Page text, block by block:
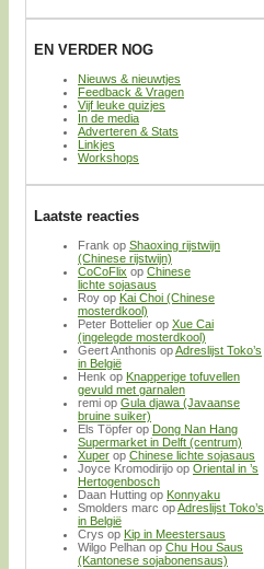
EN VERDER NOG
Nieuws & nieuwtjes
Feedback & Vragen
Vijf leuke quizjes
In de media
Adverteren & Stats
Linkjes
Workshops
Laatste reacties
Frank op Shaoxing rijstwijn
(Chinese rijstwijn)
CoCoFlix op Chinese
lichte sojasaus
Roy op Kai Choi (Chinese
mosterdkool)
Peter Bottelier op Xue Cai
(ingelegde mosterdkool)
Geert Anthonis opAdreslijst Toko’s
in België
Henk op Knapperige tofuvellen
gevuld met garnalen
remi op Gula djawa (Javaanse
bruine suiker)
Els Töpfer op Dong Nan Hang
Supermarket in Delft (centrum)
Xuper op Chinese lichte sojasaus
Joyce Kromodirijo op Oriental in ’s
Hertogenbosch
Daan Hutting op Konnyaku
Smolders marc opAdreslijst Toko’s
in België
Crys op Kip in Meestersaus
Wilgo Pelhan op Chu Hou Saus
(Kantonese sojabonensaus)